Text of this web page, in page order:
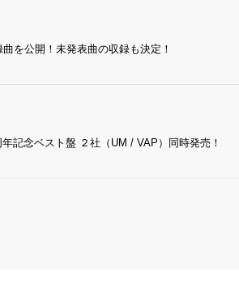
を公開！未発表曲の収録も決定！
記念ベスト盤 ２社（UM / VAP）同時発売！